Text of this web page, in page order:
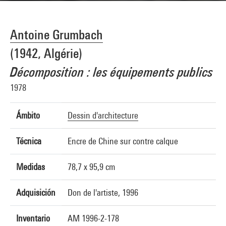
Antoine Grumbach
(1942, Algérie)
Décomposition : les équipements publics
1978
Ámbito Dessin d'architecture
Técnica Encre de Chine sur contre calque
Medidas 78,7 x 95,9 cm
Adquisición Don de l'artiste, 1996
Inventario AM 1996-2-178